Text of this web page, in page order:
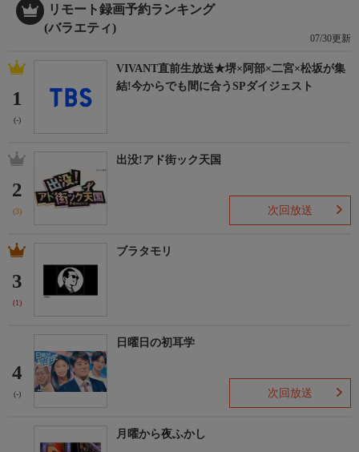
リモート録画予約ランキング
(バラエティ)
07/30更新
1
(-)
VIVANT直前生放送★堺×阿部×二宮×松坂が集
結!今からでも間に合うSPダイジェスト
2
(3)
出没!アド街ック天国
次回放送
3
(1)
ブラタモリ
4
(-)
日曜日の初耳学
次回放送
月曜から夜ふかし